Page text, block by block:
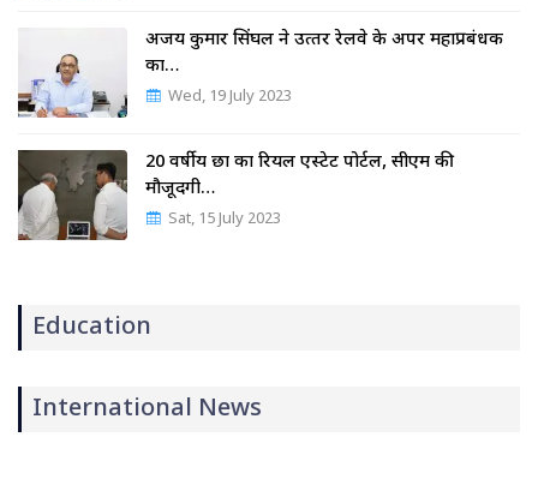
अजय कुमार सिंघल ने उत्‍तर रेलवे के अपर महाप्रबंधक
का…
Wed, 19 July 2023
20 वर्षीय छात्र का रियल एस्टेट पोर्टल, सीएम की
मौजूदगी…
Sat, 15 July 2023
Education
International News